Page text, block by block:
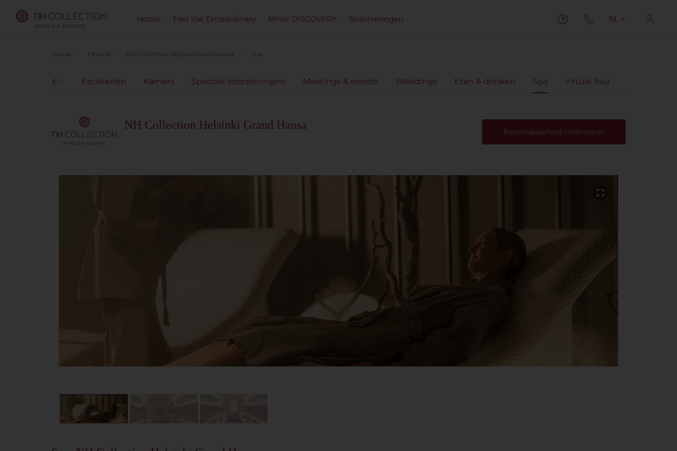
Hotels Feel the Extraordinary Minor DISCOVERY Reserveringen NL
Home Finland NH Collection Helsinki Grand Hansa Spa
Faciliteiten Kamers Speciale Voorzieningen Meetings & events Weddings Eten & drinken Spa Virtual Tour
NH Collection Helsinki Grand Hansa
Beschikbaarheid controleren